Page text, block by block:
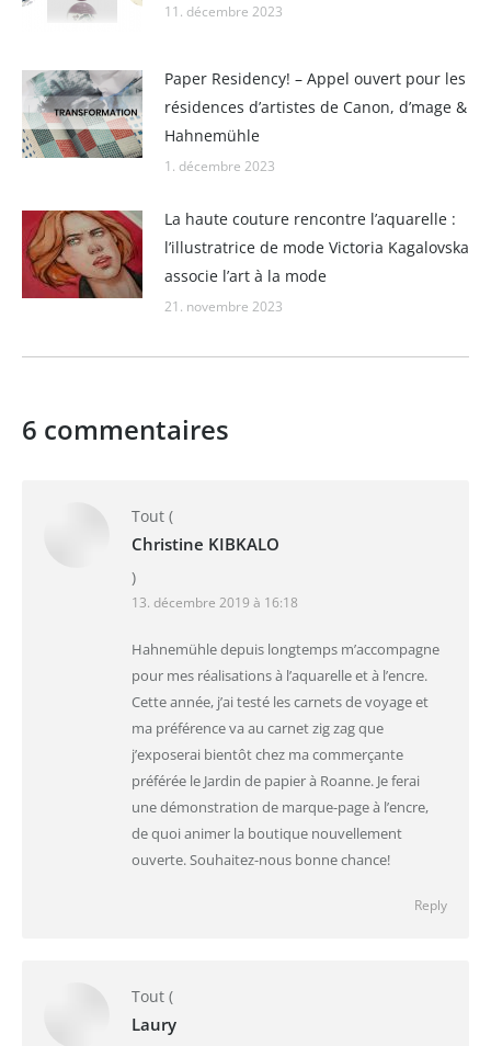
11. décembre 2023
Paper Residency! – Appel ouvert pour les
résidences d’artistes de Canon, d’mage &
Hahnemühle
1. décembre 2023
La haute couture rencontre l’aquarelle :
l’illustratrice de mode Victoria Kagalovska
associe l’art à la mode
21. novembre 2023
6 commentaires
Tout (
Christine KIBKALO
)
13. décembre 2019 à 16:18
Hahnemühle depuis longtemps m’accompagne
pour mes réalisations à l’aquarelle et à l’encre.
Cette année, j’ai testé les carnets de voyage et
ma préférence va au carnet zig zag que
j’exposerai bientôt chez ma commerçante
préférée le Jardin de papier à Roanne. Je ferai
une démonstration de marque-page à l’encre,
de quoi animer la boutique nouvellement
ouverte. Souhaitez-nous bonne chance!
Reply
Tout (
Laury